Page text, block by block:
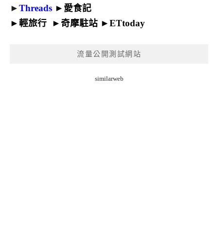
►Threads ► 愛食記
►輕旅行 ► 奇摩駐站 ►ETtoday
流量公開測試網站
similarweb